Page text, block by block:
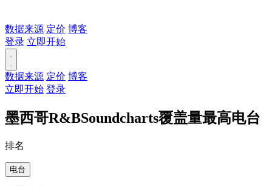
数据来源 定价 博客
登录 立即开始
数据来源 定价 博客
立即开始 登录
墨西哥R&BSoundcharts覆盖量最高电台
排名
电台